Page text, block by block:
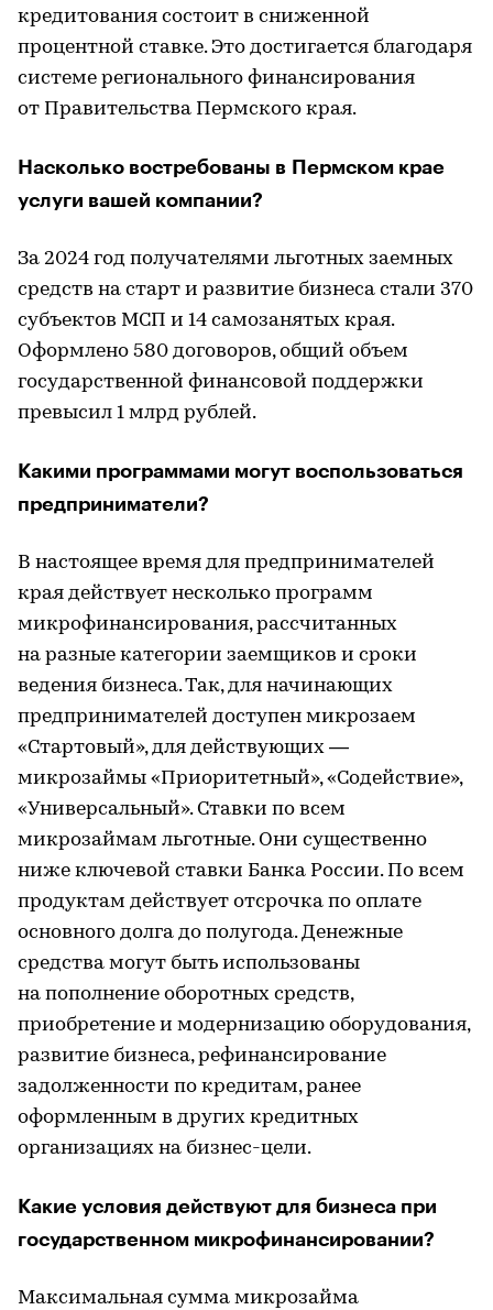
кредитования состоит в сниженной
процентной ставке. Это достигается благодаря
системе регионального финансирования
от Правительства Пермского края.
Насколько востребованы в Пермском крае
услуги вашей компании?
За 2024 год получателями льготных заемных
средств на старт и развитие бизнеса стали 370
субъектов МСП и 14 самозанятых края.
Оформлено 580 договоров, общий объем
государственной финансовой поддержки
превысил 1 млрд рублей.
Какими программами могут воспользоваться
предприниматели?
В настоящее время для предпринимателей
края действует несколько программ
микрофинансирования, рассчитанных
на разные категории заемщиков и сроки
ведения бизнеса. Так, для начинающих
предпринимателей доступен микрозаем
«Стартовый», для действующих —
микрозаймы «Приоритетный», «Содействие»,
«Универсальный». Ставки по всем
микрозаймам льготные. Они существенно
ниже ключевой ставки Банка России. По всем
продуктам действует отсрочка по оплате
основного долга до полугода. Денежные
средства могут быть использованы
на пополнение оборотных средств,
приобретение и модернизацию оборудования,
развитие бизнеса, рефинансирование
задолженности по кредитам, ранее
оформленным в других кредитных
организациях на бизнес-цели.
Какие условия действуют для бизнеса при
государственном микрофинансировании?
Максимальная сумма микрозайма